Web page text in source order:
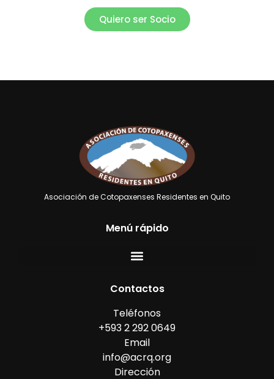
Quiero ser Socio
Asociación de Cotopaxenses Residentes en Quito
Menú rápido
Contactos
Teléfonos
+593 2 292 0649
Email
info@acrq.org
Dirección